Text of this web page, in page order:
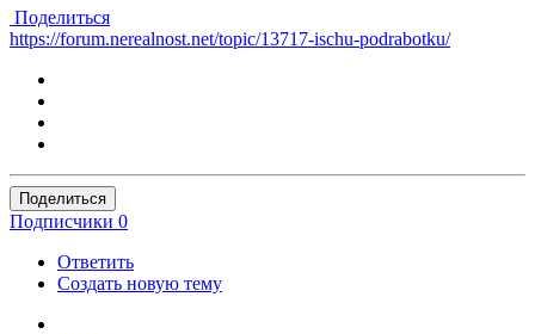
Поделиться
https://forum.nerealnost.net/topic/13717-ischu-podrabotku/
Поделиться
Подписчики 0
Ответить
Создать новую тему